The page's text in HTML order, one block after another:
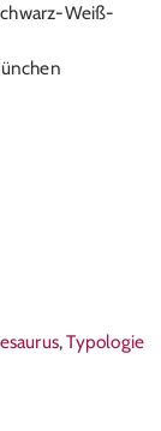
Weiß-
,Typologie